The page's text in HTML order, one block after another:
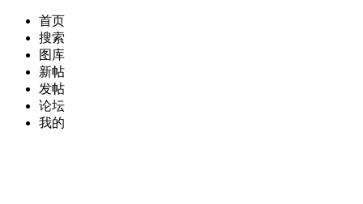
首页
搜索
图库
新帖
发帖
论坛
我的